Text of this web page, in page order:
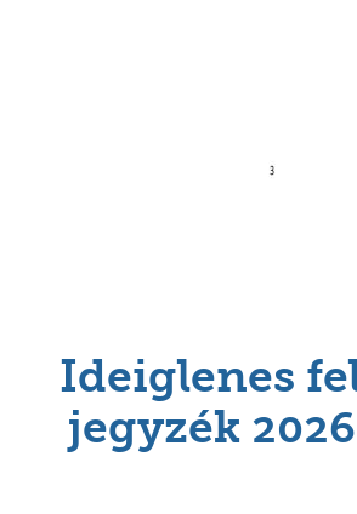
Ideiglenes
jegyzék